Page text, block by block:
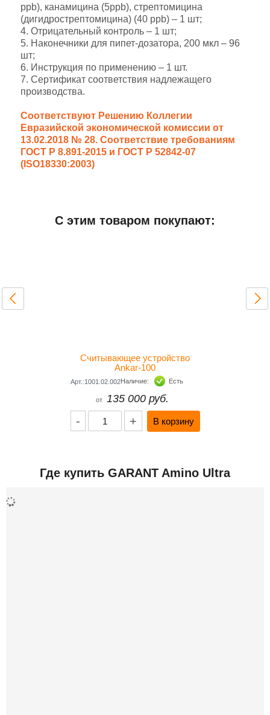
ppb), канамицина (5ppb), стрептомицина
(дигидрострептомицина) (40 ppb) – 1 шт;
4. Отрицательный контроль – 1 шт;
5. Наконечники для пипет-дозатора, 200 мкл – 96
шт;
6. Инструкция по применению – 1 шт.
7. Сертификат соответствия надлежащего
производства.
Соответствуют Решению Коллегии
Евразийской экономической комиссии от
13.02.2018 № 28. Соответствие требованиям
ГОСТ Р 8.891-2015 и ГОСТ Р 52842-07
(ISO18330:2003)
Производитель
С этим товаром покупают:
Считывающее устройство
Ankar-100
Арт.:1001.02.002Наличие: Есть
от 135 000 руб.
- +
Где купить GARANT Amino Ultra